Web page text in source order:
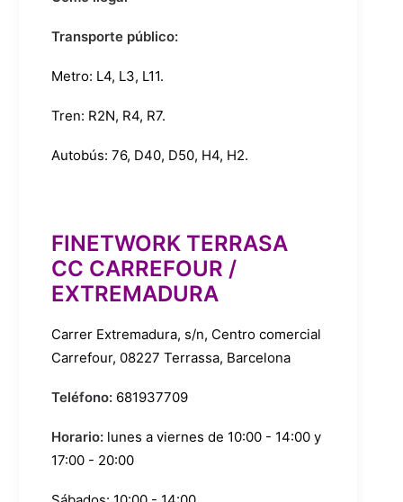
Transporte público:
Metro: L4, L3, L11.
Tren: R2N, R4, R7.
Autobús: 76, D40, D50, H4, H2.
FINETWORK TERRASA
CC CARREFOUR /
EXTREMADURA
Carrer Extremadura, s/n, Centro comercial
Carrefour, 08227 Terrassa, Barcelona
Teléfono: 681937709
Horario: lunes a viernes de 10:00 - 14:00 y
17:00 - 20:00